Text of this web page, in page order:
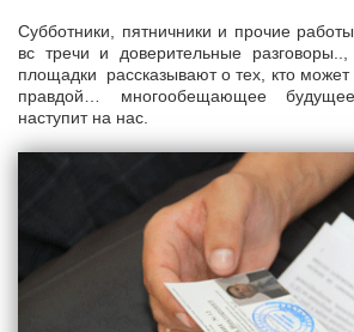
Субботники, пятничники и прочие работы
вс тречи и доверительные
площадки рассказывают о тех, кто
правдой… многообещающее
наступит на нас.